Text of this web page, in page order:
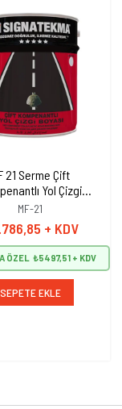
21 Serme Çift
Yol Çizgi
Şerit Boyası 25 kg
Sarı
MF-21
+ KDV
ÖZEL ₺5497,51
SEPETE EKLE